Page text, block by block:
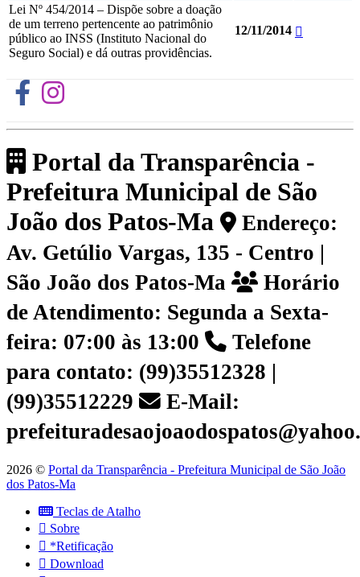
Lei Nº 454/2014 – Dispõe sobre a doação
de um terreno pertencente ao patrimônio
público ao INSS (Instituto Nacional do
Seguro Social) e dá outras providências.
12/11/2014
Portal da Transparência -
Prefeitura Municipal de São
João dos Patos-Ma
Endereço:
Av. Getúlio Vargas, 135 - Centro |
São João dos Patos-Ma
Horário
de Atendimento: Segunda a Sexta-
feira: 07:00 às 13:00
Telefone
para contato: (99)35512328 |
(99)35512229
E-Mail:
2026 © Portal da Transparência - Prefeitura Municipal de São João
dos Patos-Ma
Teclas de Atalho
Sobre
*Retificação
Download